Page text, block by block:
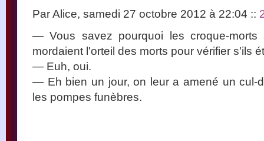
Par Alice, samedi 27 octobre 2012 à 22:04 ::
— Vous savez pourquoi les croque-morts
mordaient l'orteil des morts pour vérifier s'ils
— Euh, oui.
— Eh bien un jour, on leur a amené un cul-
les pompes funèbres.